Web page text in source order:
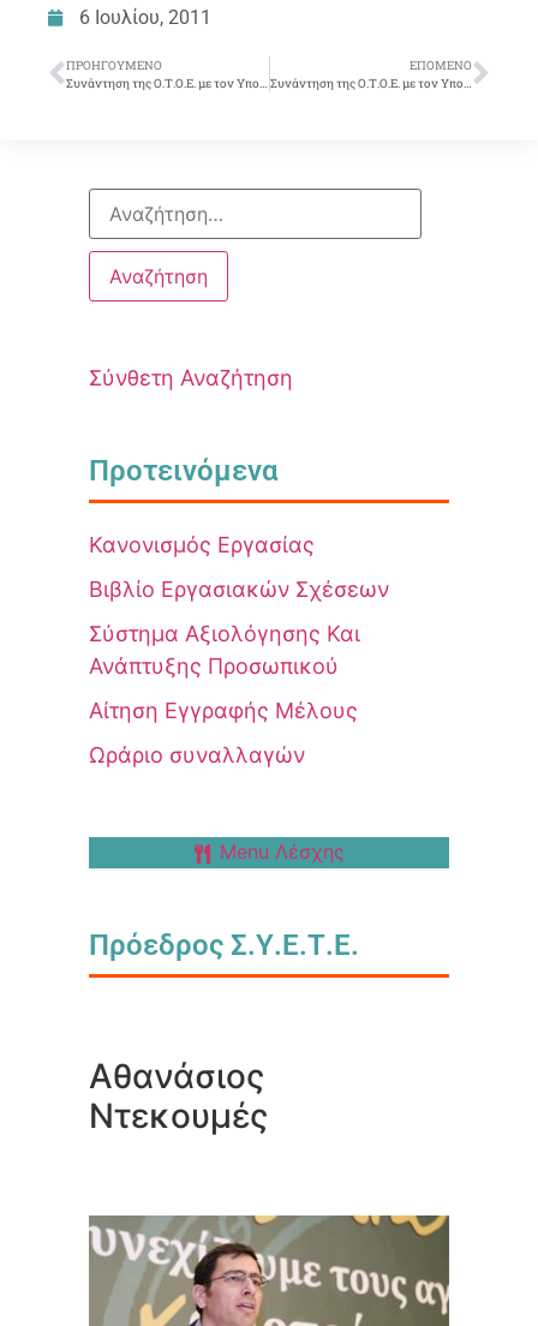
6 Ιουλίου, 2011
ΠΡΟΗΓΟΎΜΕΝΟ
Συνάντηση της Ο.Τ.Ο.Ε. με τον Υπουργό Εργασίας και Κοινωνικής Ασφάλισης
ΕΠΌΜΕΝΟ
Συνάντηση της Ο.Τ.Ο.Ε. με τον Υπουργό Εργασίας και Κοινωνικής Ασφάλισης
Σύνθετη Αναζήτηση
Προτεινόμενα
Κανονισμός Εργασίας
Βιβλίο Εργασιακών Σχέσεων
Σύστημα Αξιολόγησης Και
Ανάπτυξης Προσωπικού
Αίτηση Εγγραφής Μέλους
Ωράριο συναλλαγών
Menu Λέσχης
Πρόεδρος Σ.Υ.Ε.Τ.Ε.
Αθανάσιος
Ντεκουμές